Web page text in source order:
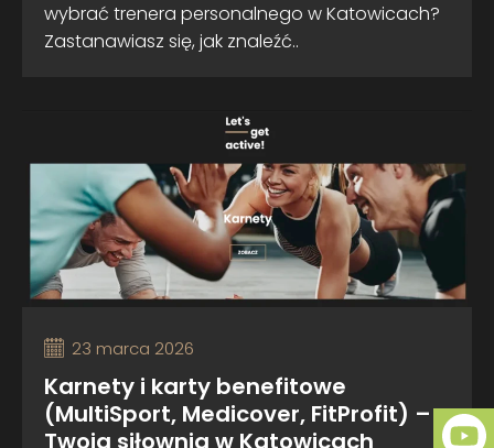
wybrać trenera personalnego w Katowicach?
Zastanawiasz się, jak znaleźć..
23 marca 2026
Karnety i karty benefitowe
(MultiSport, Medicover, FitProfit) –
Twoja siłownia w Katowicach